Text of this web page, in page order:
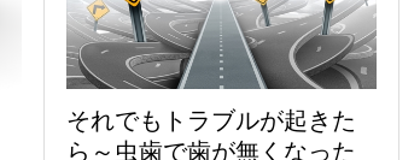
それでもトラブルが起きた
ら～虫歯で歯が無くなった